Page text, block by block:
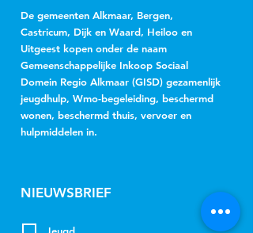
De gemeenten Alkmaar, Bergen,
Castricum, Dijk en Waard, Heiloo en
Uitgeest kopen onder de naam
Gemeenschappelijke Inkoop Sociaal
Domein Regio Alkmaar (GISD) gezamenlijk
jeugdhulp, Wmo-begeleiding, beschermd
wonen, beschermd thuis, vervoer en
hulpmiddelen in.
NIEUWSBRIEF